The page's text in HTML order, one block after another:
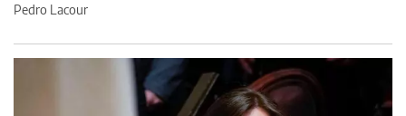
Pedro Lacour